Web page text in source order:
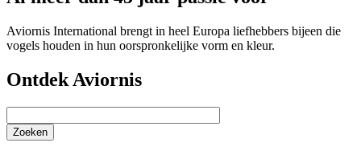
Aviornis International brengt in heel Europa liefhebbers bijeen die
vogels houden in hun oorspronkelijke vorm en kleur.
Ontdek Aviornis